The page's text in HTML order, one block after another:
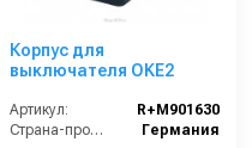
Корпус для
выключателя OKЕ2
Артикул:
R+M901630
Страна-производитель:
Германия